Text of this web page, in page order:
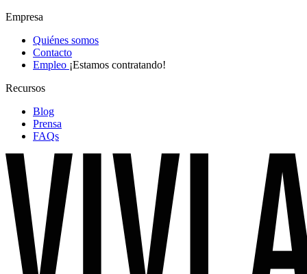
Empresa
Quiénes somos
Contacto
Empleo ¡Estamos contratando!
Recursos
Blog
Prensa
FAQs